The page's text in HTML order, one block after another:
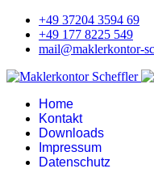
+49 37204 3594 69
+49 177 8225 549
mail@maklerkontor-
Home
Kontakt
Downloads
Impressum
Datenschutz